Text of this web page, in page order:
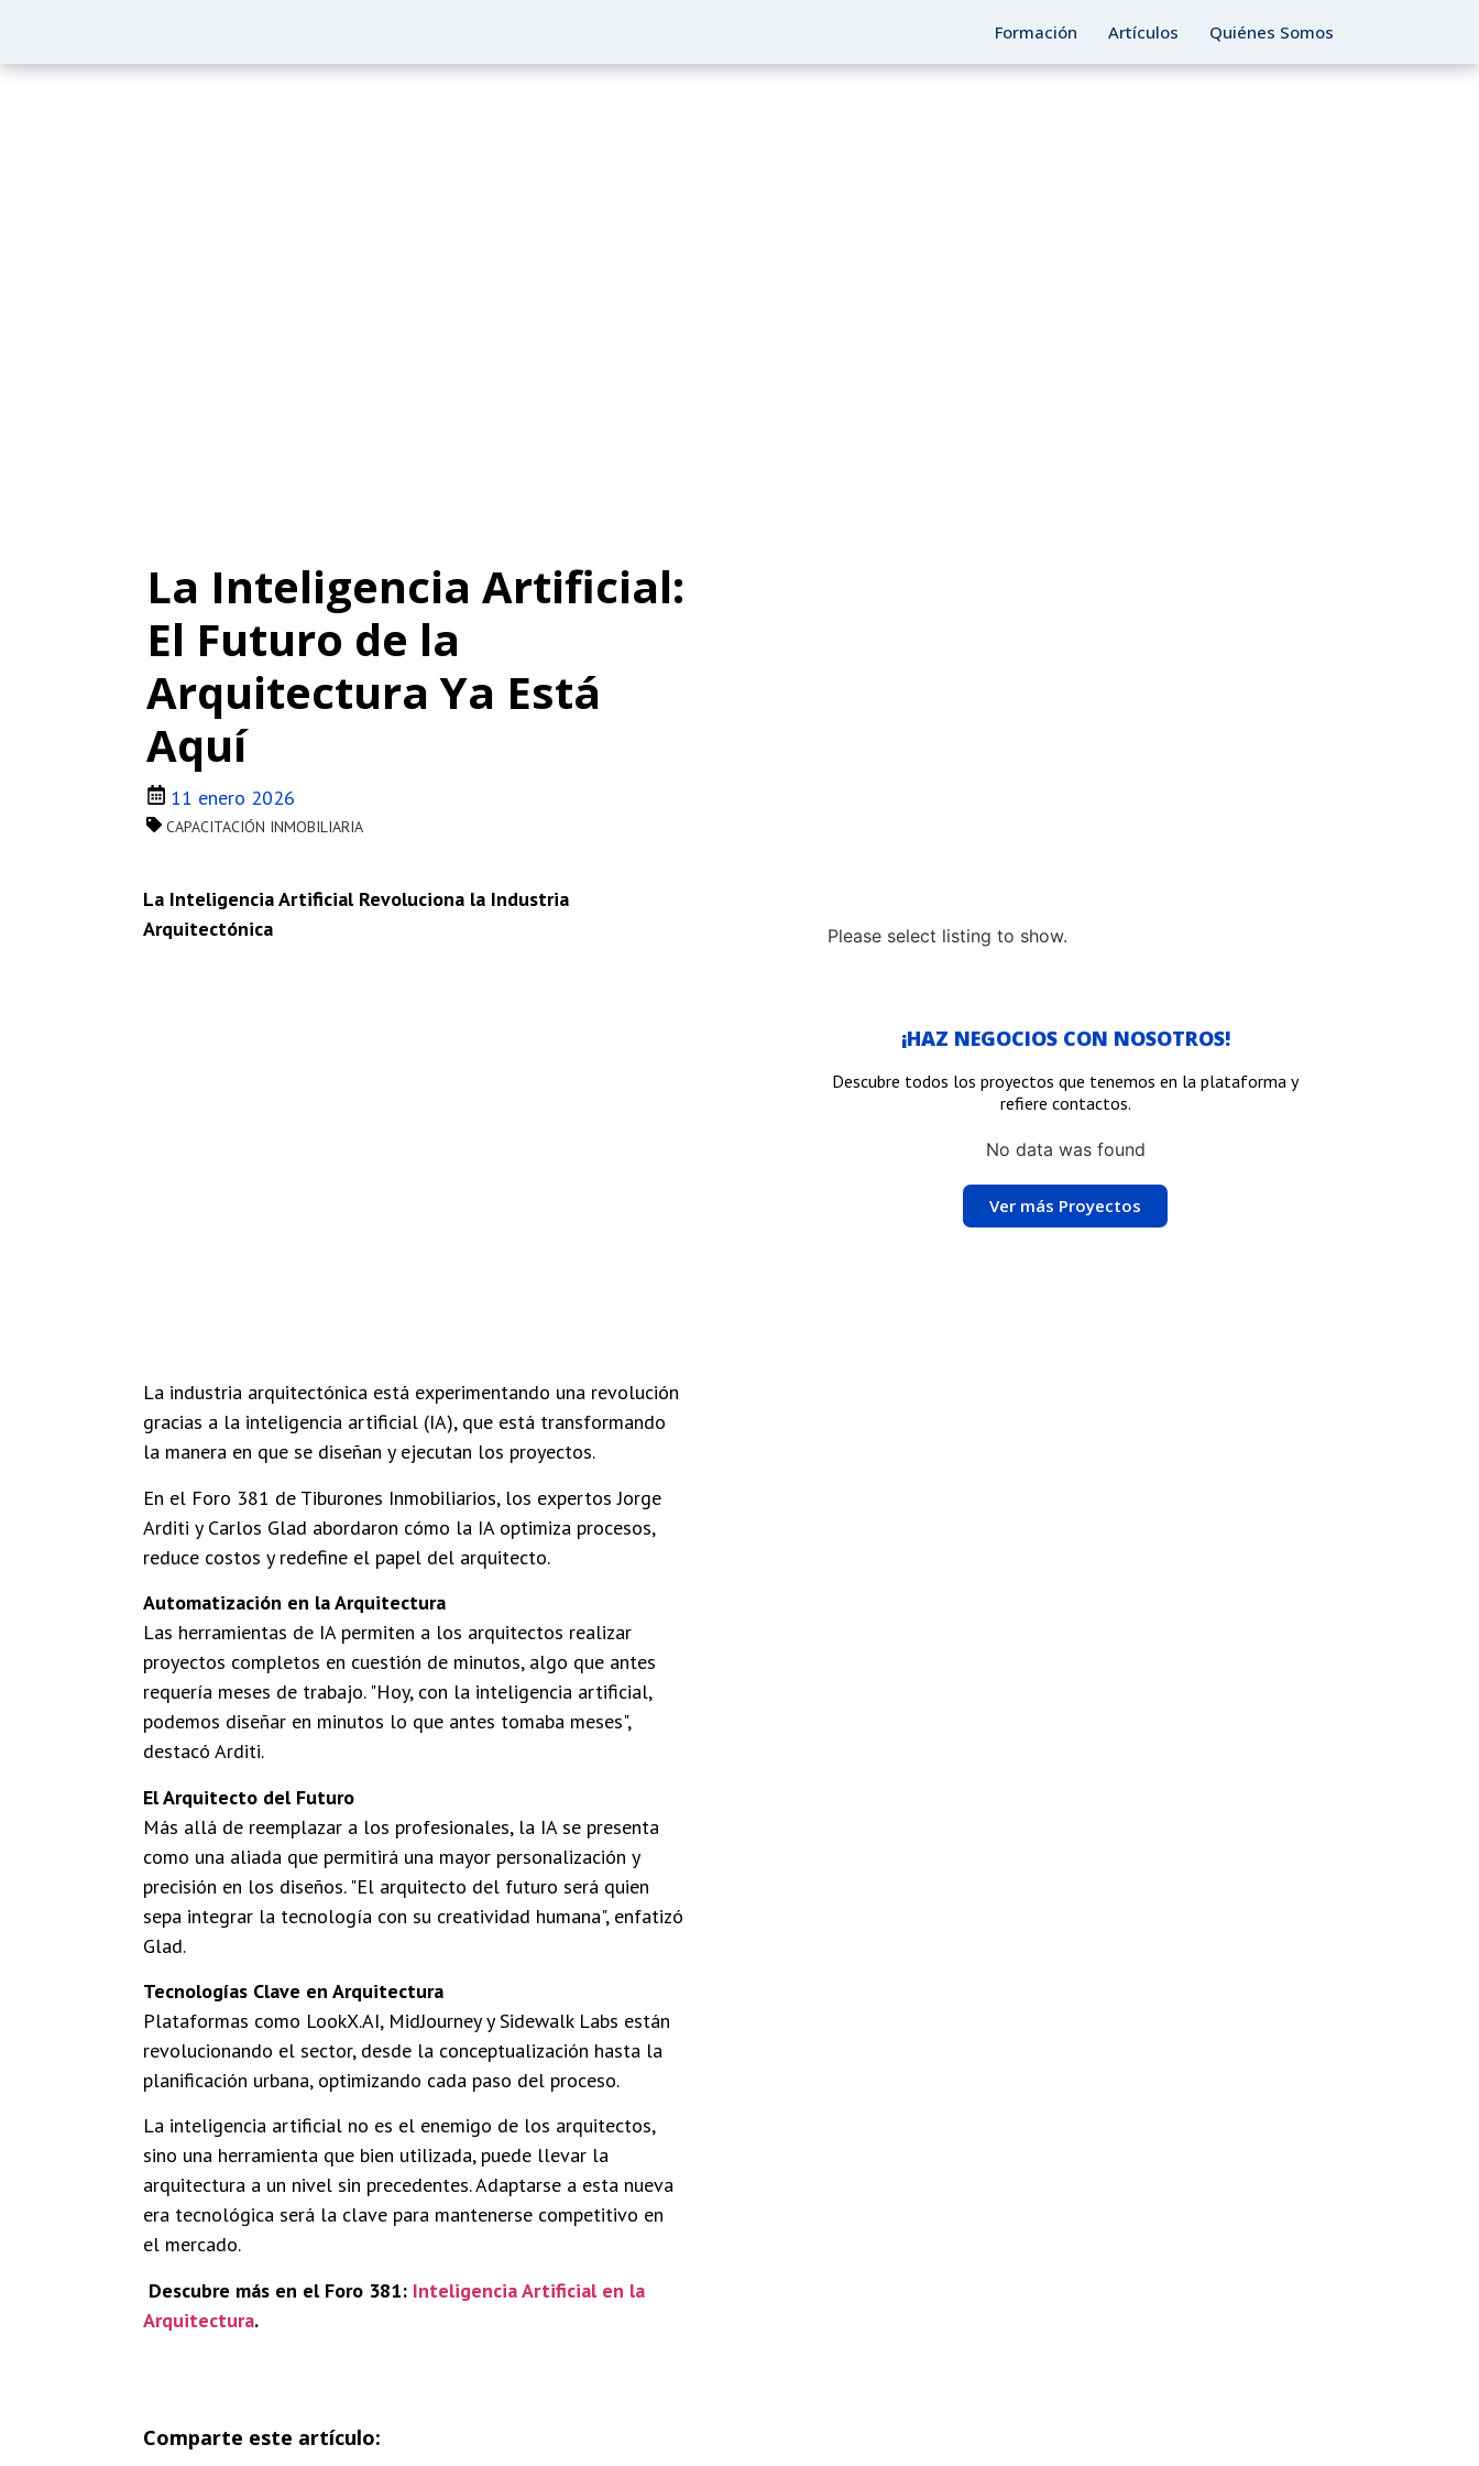
Formación Artículos Quiénes Somos
La Inteligencia Artificial:
El Futuro de la
Arquitectura Ya Está
Aquí
11 enero 2026
CAPACITACIÓN INMOBILIARIA
La Inteligencia Artificial Revoluciona la Industria
Arquitectónica
La industria arquitectónica está experimentando una revolución
gracias a la inteligencia artificial (IA), que está transformando
la manera en que se diseñan y ejecutan los proyectos.
En el Foro 381 de Tiburones Inmobiliarios, los expertos Jorge
Arditi y Carlos Glad abordaron cómo la IA optimiza procesos,
reduce costos y redefine el papel del arquitecto.
Automatización en la Arquitectura
Las herramientas de IA permiten a los arquitectos realizar
proyectos completos en cuestión de minutos, algo que antes
requería meses de trabajo. "Hoy, con la inteligencia artificial,
podemos diseñar en minutos lo que antes tomaba meses",
destacó Arditi.
El Arquitecto del Futuro
Más allá de reemplazar a los profesionales, la IA se presenta
como una aliada que permitirá una mayor personalización y
precisión en los diseños. "El arquitecto del futuro será quien
sepa integrar la tecnología con su creatividad humana", enfatizó
Glad.
Tecnologías Clave en Arquitectura
Plataformas como LookX.AI, MidJourney y Sidewalk Labs están
revolucionando el sector, desde la conceptualización hasta la
planificación urbana, optimizando cada paso del proceso.
La inteligencia artificial no es el enemigo de los arquitectos,
sino una herramienta que bien utilizada, puede llevar la
arquitectura a un nivel sin precedentes. Adaptarse a esta nueva
era tecnológica será la clave para mantenerse competitivo en
el mercado.
Descubre más en el Foro 381: Inteligencia Artificial en la
Arquitectura.
Comparte este artículo:
Please select listing to show.
¡HAZ NEGOCIOS CON NOSOTROS!
Descubre todos los proyectos que tenemos en la plataforma y
refiere contactos.
No data was found
Ver más Proyectos